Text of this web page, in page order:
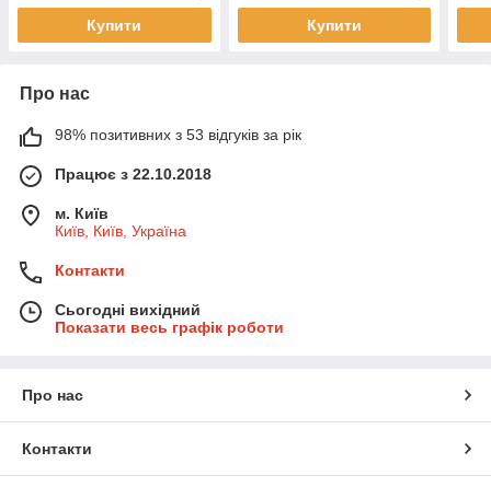
Купити Купити
Про нас
98% позитивних з 53 відгуків за рік
Працює з 22.10.2018
м. Київ
Київ, Київ, Україна
Контакти
Сьогодні вихідний
Показати весь графік роботи
Про нас
Контакти